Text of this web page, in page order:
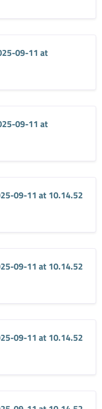
09-11 at
09-11 at
09-11 at 10.14.52
09-11 at 10.14.52
09-11 at 10.14.52